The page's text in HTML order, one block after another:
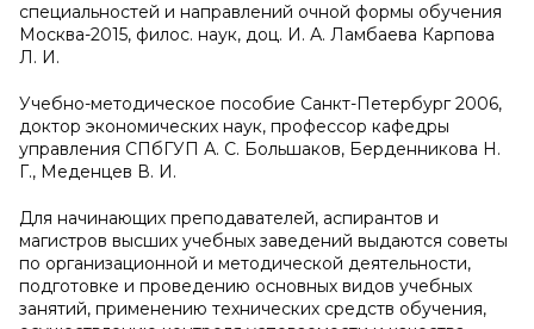
специальностей и направлений очной формы обучения
Москва-2015, филос. наук, доц. И. А. Ламбаева Карпова
Л. И.
Учебно-методическое пособие Санкт-Петербург 2006,
доктор экономических наук, профессор кафедры
управления СПбГУП А. С. Большаков, Берденникова Н.
Г., Меденцев В. И.
Для начинающих преподавателей, аспирантов и
магистров высших учебных заведений выдаются советы
по организационной и методической деятельности,
подготовке и проведению основных видов учебных
занятий, применению технических средств обучения,